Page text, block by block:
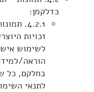
כדלקמן:
4.2.1.
זכויות
לשימוש
הוראה/
בחלקם, כל
לתנאי